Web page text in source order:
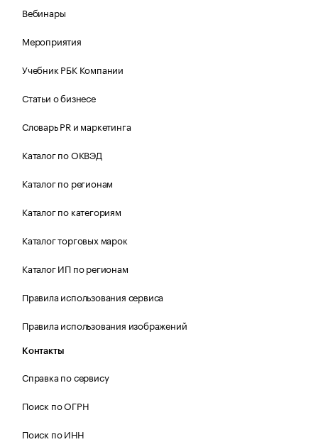
Вебинары
Мероприятия
Учебник РБК Компании
Статьи о бизнесе
Словарь PR и маркетинга
Каталог по ОКВЭД
Каталог по регионам
Каталог по категориям
Каталог торговых марок
Каталог ИП по регионам
Правила использования сервиса
Правила использования изображений
Контакты
Справка по сервису
Поиск по ОГРН
Поиск по ИНН